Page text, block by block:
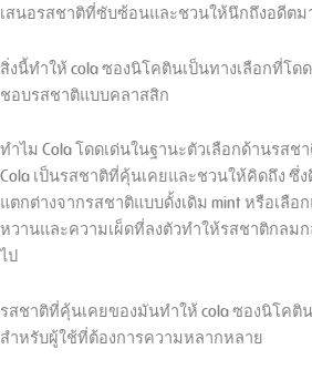
เสนอรสชาติที่ซับซ้อนและชวนให้นึกถึงอดีตม
สิ่งนี้ทำให้ cola ซองนิโคตินเป็นทางเลือกที่โ
ชอบรสชาติแบบคลาสสิก
ทำไม Cola โดดเด่นในฐานะตัวเลือกด้านรสช
Cola เป็นรสชาติที่คุ้นเคยและชวนให้คิดถึง ซึ่
แตกต่างจากรสชาติแบบดั้งเดิม mint หรือเลือ
หวานและความเผ็ดที่ลงตัวทำให้รสชาติกลม
ไป
รสชาติที่คุ้นเคยของมันทำให้ cola ซองนิโคติ
สำหรับผู้ใช้ที่ต้องการความหลากหลาย